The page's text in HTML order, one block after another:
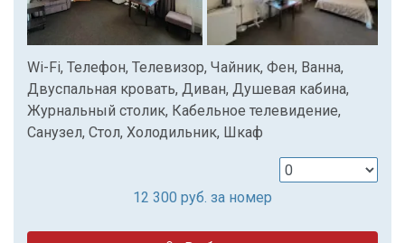
Wi-Fi, Телефон, Телевизор, Чайник, Фен, Ванна,
Двуспальная кровать, Диван, Душевая кабина,
Журнальный столик, Кабельное телевидение,
Санузел, Стол, Холодильник, Шкаф
12 300 руб. за номер